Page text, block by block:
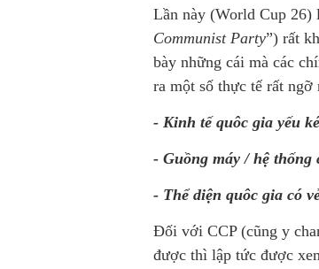
Lần này (World Cup 26)
Communist Party”) rất
bày những cái mà các
ra một số thực tế rất ngỡ
- Kinh tế quôc gia yếu
- Guồng máy / hệ
- Thể diện quôc gia có
Đối với CCP (cũng y
được thì lập tức được